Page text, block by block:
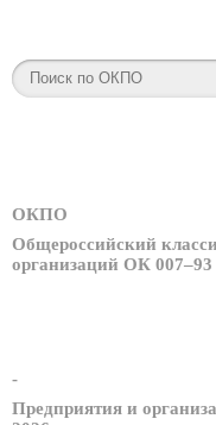
ОКПО
Общероссийский
организаций ОК 007–93
-
Предприятия и